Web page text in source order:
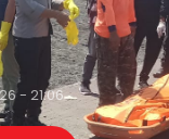
- 21:06